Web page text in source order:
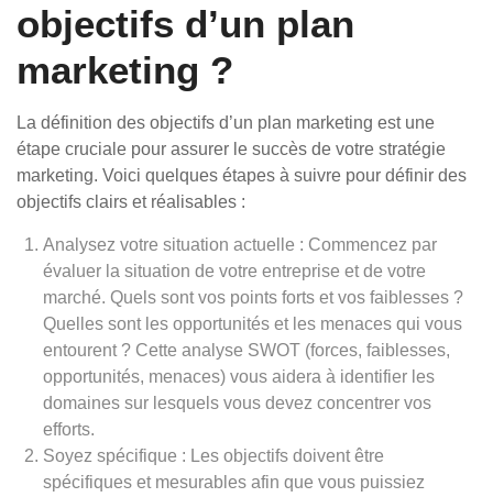
objectifs d’un plan
marketing ?
La définition des objectifs d’un plan marketing est une
étape cruciale pour assurer le succès de votre stratégie
marketing. Voici quelques étapes à suivre pour définir des
objectifs clairs et réalisables :
Analysez votre situation actuelle : Commencez par
évaluer la situation de votre entreprise et de votre
marché. Quels sont vos points forts et vos faiblesses ?
Quelles sont les opportunités et les menaces qui vous
entourent ? Cette analyse SWOT (forces, faiblesses,
opportunités, menaces) vous aidera à identifier les
domaines sur lesquels vous devez concentrer vos
efforts.
Soyez spécifique : Les objectifs doivent être
spécifiques et mesurables afin que vous puissiez